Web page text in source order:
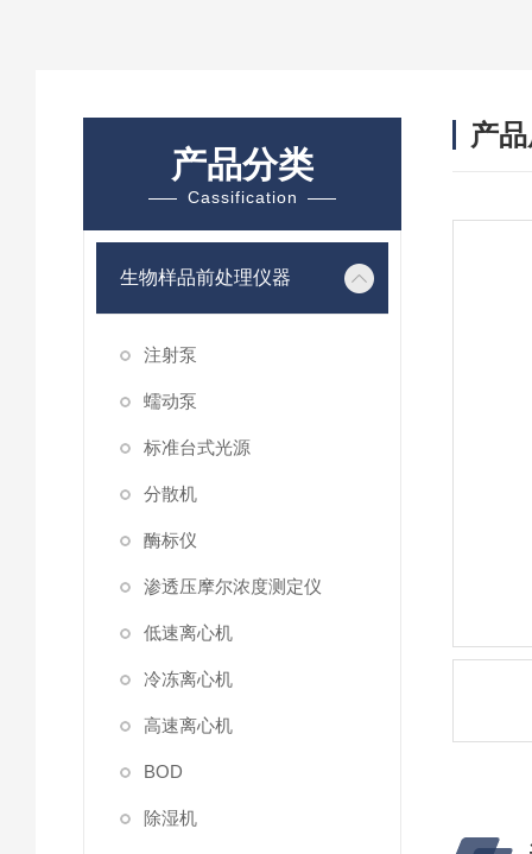
产品分类
Cassification
生物样品前处理仪器
注射泵
蠕动泵
标准台式光源
分散机
酶标仪
渗透压摩尔浓度测定仪
低速离心机
冷冻离心机
高速离心机
BOD
除湿机
产